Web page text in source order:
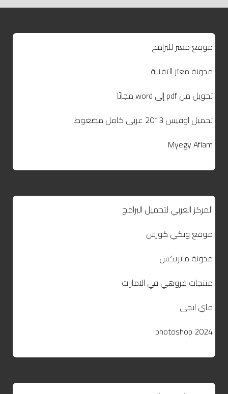
موقع معتز للبرامج
مدونة معتز التقنية
تحويل من pdf إلى word مجانًا
تحميل اوفيس 2013 عربي كامل مضغوط
Myegy Aflam
المركز العربي لتحميل البرامج
موقع ويكي كورس
مدونة ماتريكس
منتجات غروهي في الامارات
ماي ايجي
photoshop 2024